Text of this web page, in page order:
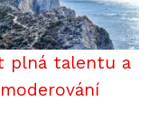
plná talentu a